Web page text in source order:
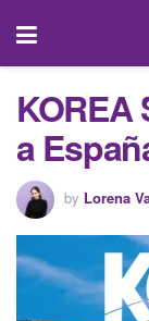
KOREA
a
by Lorena